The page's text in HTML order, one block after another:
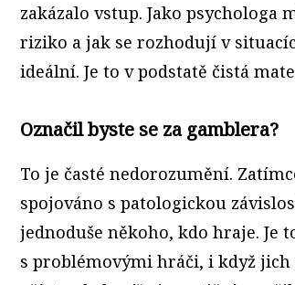
zakázalo vstup. Jako
riziko a jak se rozhodují v
ideální. Je to v podstatě čistá
Označil byste se za gamblera?
To je časté nedorozumění.
spojováno s patologickou
jednoduše někoho, kdo hraje. Je
s problémovými hráči, i když